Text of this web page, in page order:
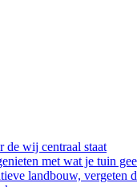
de wij centraal staat
met wat je tuin
landbouw, vergeten